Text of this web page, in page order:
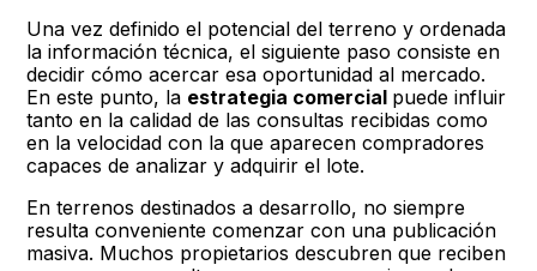
Una vez definido el potencial del terreno y ordenada
la información técnica, el siguiente paso consiste en
decidir cómo acercar esa oportunidad al mercado.
En este punto, la estrategia comercial puede influir
tanto en la calidad de las consultas recibidas como
en la velocidad con la que aparecen compradores
capaces de analizar y adquirir el lote.
En terrenos destinados a desarrollo, no siempre
resulta conveniente comenzar con una publicación
masiva. Muchos propietarios descubren que reciben